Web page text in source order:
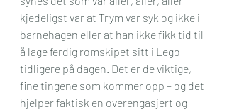
kjedeligst var at Trym var syk og ikke i
barnehagen eller at han ikke fikk tid til
å lage ferdig romskipet sitt i Lego
tidligere på dagen. Det er de viktige,
fine tingene som kommer opp – og det
hjelper faktisk en overengasjert og